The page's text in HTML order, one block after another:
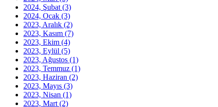
2024, Şubat (3)
2024, Ocak (3)
2023, Aralık (2)
2023, Kasım (7)
2023, Ekim (4)
2023, Eylül (5)
2023, Ağustos (1)
2023, Temmuz (1)
2023, Haziran (2)
2023, Mayıs (3)
2023, Nisan (1)
2023, Mart (2)